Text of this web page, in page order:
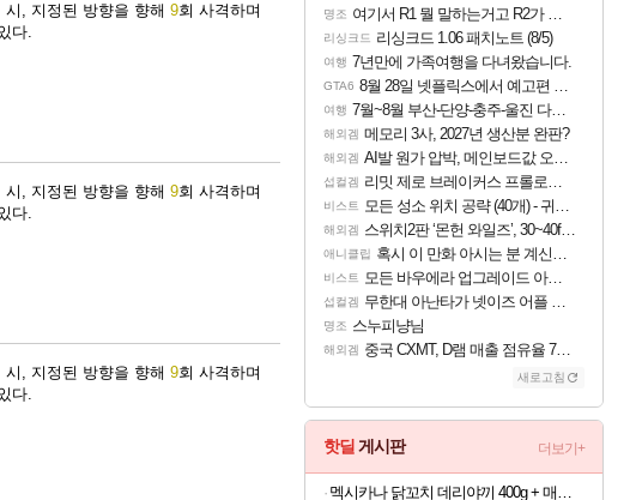
, 지정된 방향을 향해 9회 사격하며
다.
, 지정된 방향을 향해 9회 사격하며
다.
, 지정된 방향을 향해 9회 사격하며
다.
명조 여기서 R1 뭘 말하는거고 R2가 뭘말하는걸까요?
리싱크드 리싱크드 1.06 패치노트 (8/5)
여행 7년만에 가족여행을 다녀왔습니다.
GTA6 8월 28일 넷플릭스에서 예고편 공개 예정
여행 7월~8월 부산-단양-충주-울진 다녀왔어요~
해외겜 메모리 3사, 2027년 생산분 완판?
해외겜 AI발 원가 압박, 메인보드값 오르나
섭컬겜 리밋 제로 브레이커스 프롤로그 테스트 후기 영상 업로드
비스트 모든 성소 위치 공략 (40개) - 귀환한 영혼 도전과제
해외겜 스위치2판 ‘몬헌 와일즈’, 30~40fps 목표 추정
애니클립 혹시 이 만화 아시는 분 계신가요
비스트 모든 바우에라 업그레이드 아이템 획득 위치 공략 (89개)
섭컬겜 무한대 아난타가 넷이즈 어플 달력에 일정 등록
명조 스누피냥님
해외겜 중국 CXMT, D램 매출 점유율 7%…글로벌 4위로 부상
새로고침
핫딜 게시판 더보기+